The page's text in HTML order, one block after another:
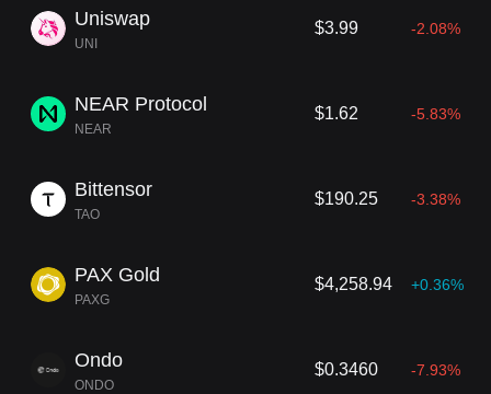
Uniswap
UNI
$3.99 -2.08%
NEAR Protocol
NEAR
$1.62 -5.83%
Bittensor
TAO
$190.25 -3.38%
PAX Gold
PAXG
$4,258.94 +0.36%
Ondo
ONDO
$0.3460 -7.93%